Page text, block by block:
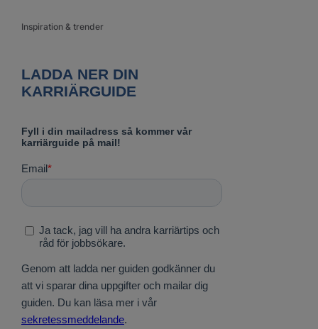
Inspiration & trender